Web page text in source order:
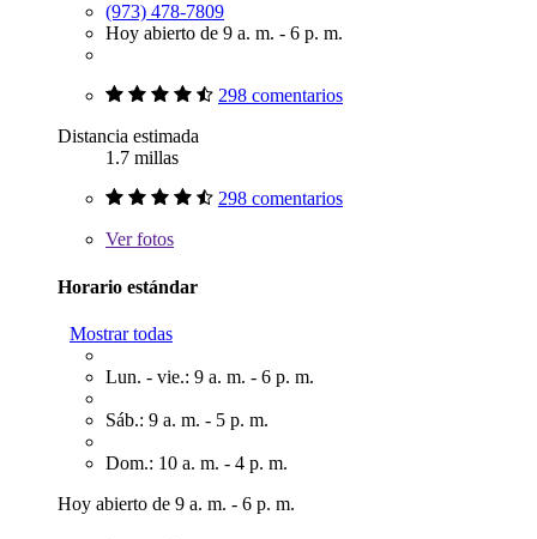
(973) 478-7809
Hoy abierto de 9 a. m. - 6 p. m.
298 comentarios
Distancia estimada
1.7 millas
298 comentarios
Verfotos
Horario estándar
Mostrar todas
Lun. - vie.: 9 a. m. - 6 p. m.
Sáb.: 9 a. m. - 5 p. m.
Dom.: 10 a. m. - 4 p. m.
Hoy abierto de 9 a. m. - 6 p. m.